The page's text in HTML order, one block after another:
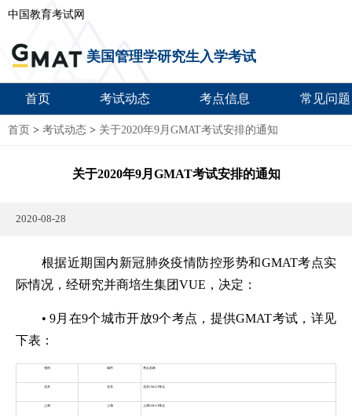
中国教育考试网
美国管理学研究生入学考试
首页 考试动态 考点信息 常见问题
首页 > 考试动态 > 关于2020年9月GMAT考试安排的通知
关于2020年9月GMAT考试安排的通知
2020-08-28
根据近期国内新冠肺炎疫情防控形势和GMAT考点实
际情况，经研究并商培生集团VUE，决定：
• 9月在9个城市开放9个考点，提供GMAT考试，详见
下表：
省份 城市 考点名称
北京 北京 北京GMAT考点
上海 上海 上海GMAT考点